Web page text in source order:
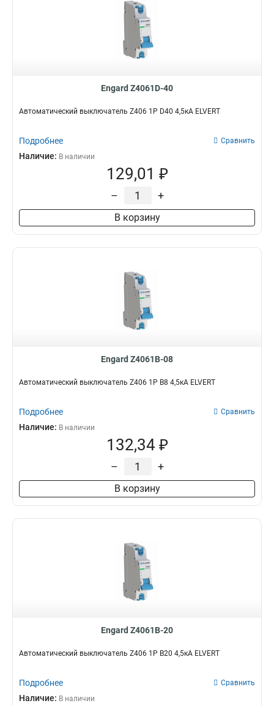
Engard Z4061D-40
Автоматический выключатель Z406 1Р D40 4,5кА ELVERT
Подробнее Сравнить
Наличие: В наличии
129,01 ₽
– +
В корзину
Engard Z4061B-08
Автоматический выключатель Z406 1Р B8 4,5кА ELVERT
Подробнее Сравнить
Наличие: В наличии
132,34 ₽
– +
В корзину
Engard Z4061B-20
Автоматический выключатель Z406 1Р B20 4,5кА ELVERT
Подробнее Сравнить
Наличие: В наличии